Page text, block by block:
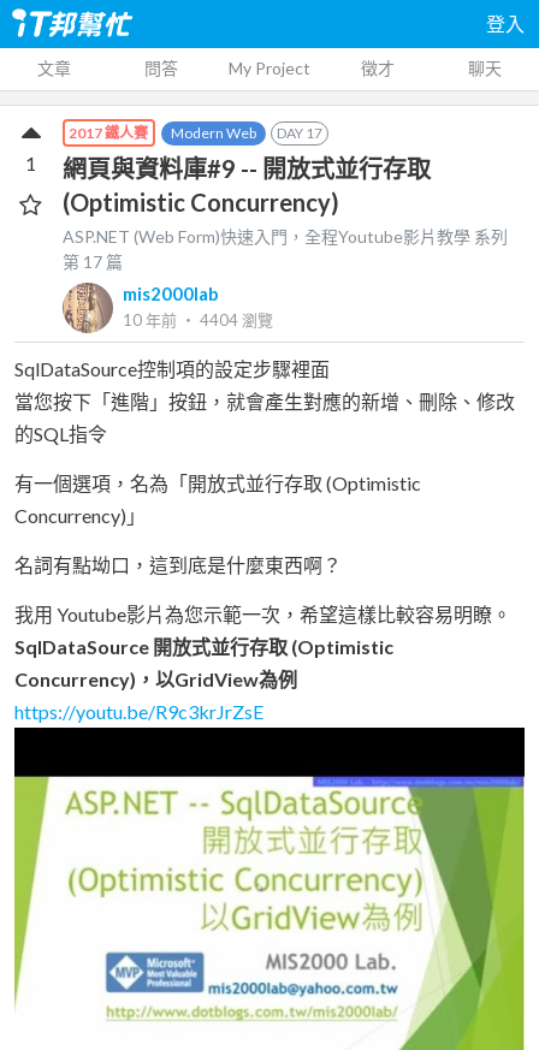
登入
文章 問答 My Project 徵才 聊天
2017 鐵人賽 Modern Web DAY 17
網頁與資料庫#9 -- 開放式並行存取
(Optimistic Concurrency)
ASP.NET (Web Form)快速入門，全程Youtube影片教學 系列
第 17 篇
mis2000lab
10 年前 ‧ 4404瀏覽
1
SqlDataSource控制項的設定步驟裡面
當您按下「進階」按鈕，就會產生對應的新增、刪除、修改
的SQL指令
有一個選項，名為「開放式並行存取 (Optimistic
Concurrency)」
名詞有點坳口，這到底是什麼東西啊？
我用 Youtube影片為您示範一次，希望這樣比較容易明瞭。
SqlDataSource 開放式並行存取 (Optimistic
Concurrency)，以GridView為例
https://youtu.be/R9c3krJrZsE